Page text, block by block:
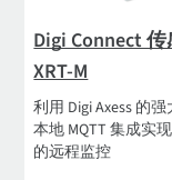
Digi Connect
XRT-M
利用 Digi Axess 的
本地 MQTT 集成实
的远程监控